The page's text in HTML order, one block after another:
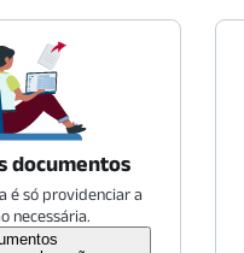
documentos
é só providenciar a
necessária.